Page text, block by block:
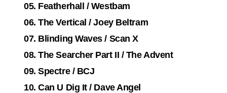
05. Featherhall / Westbam
06. The Vertical / Joey Beltram
07. Blinding Waves / Scan X
08. The Searcher Part II / The Advent
09. Spectre / BCJ
10. Can U Dig It / Dave Angel